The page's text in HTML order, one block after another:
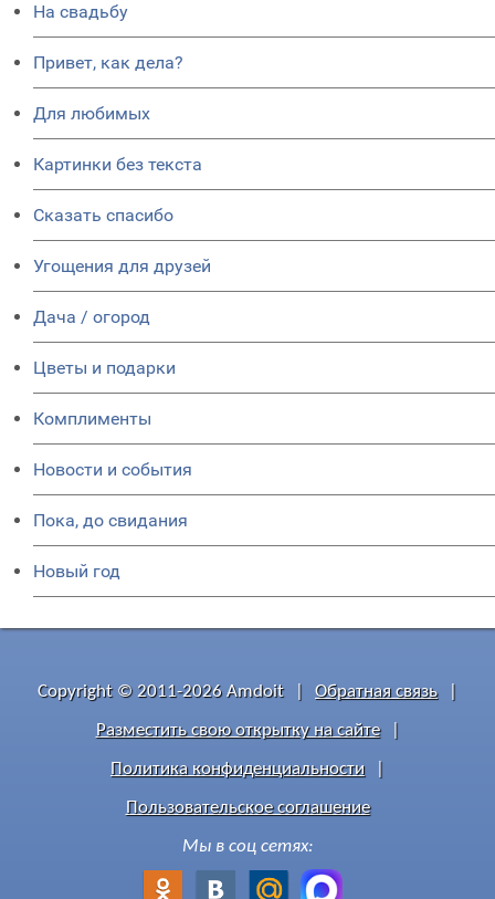
На свадьбу
Привет, как дела?
Для любимых
Картинки без текста
Сказать спасибо
Угощения для друзей
Дача / огород
Цветы и подарки
Комплименты
Новости и события
Пока, до свидания
Новый год
Copyright © 2011-2026 Amdoit Обратная связь
Разместить свою открытку на сайте
Политика конфиденциальности
Пользовательское соглашение
Мы в соц сетях: